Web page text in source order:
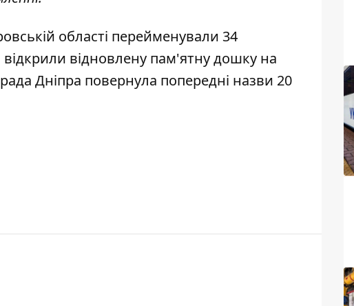
області перейменували 34
відкрили відновлену пам'ятну дошку на
Дніпра повернула попередні назви 20